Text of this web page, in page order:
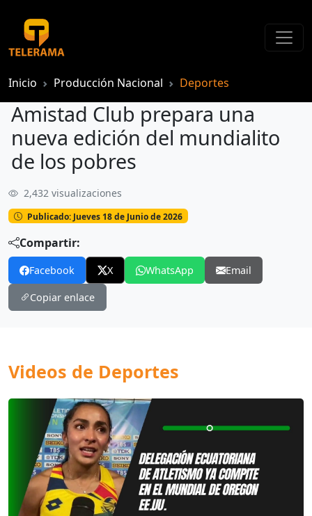
Inicio Producción Nacional Deportes
Amistad Club prepara una
nueva edición del mundialito
de los pobres
2,432 visualizaciones
Publicado: Jueves 18 de Junio de 2026
Compartir:
Facebook X WhatsApp Email
Copiar enlace
Videos de Deportes